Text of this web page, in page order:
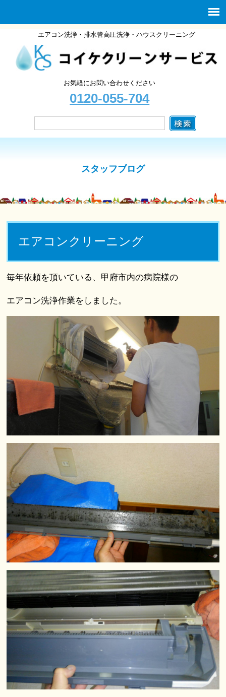
エアコン洗浄・排水管高圧洗浄・ハウスクリーニング
お気軽にお問い合わせください
0120-055-704
スタッフブログ
エアコンクリーニング
毎年依頼を頂いている、甲府市内の病院様の
エアコン洗浄作業をしました。